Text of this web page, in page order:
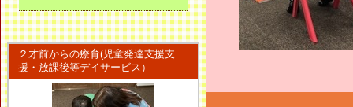
２才前からの療育(児童発達支援支
援・放課後等デイサービス）